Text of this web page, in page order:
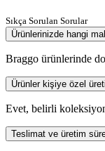
Sıkça Sorulan Sorular
Ürünlerinizde hangi
Braggo ürünlerinde
Ürünler kişiye özel
Evet, belirli
Teslimat ve üretim